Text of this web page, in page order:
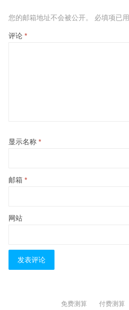
您的邮箱地址不会被公开。 必填项已用
评论 *
显示名称 *
邮箱 *
网站
免费测算 付费测算